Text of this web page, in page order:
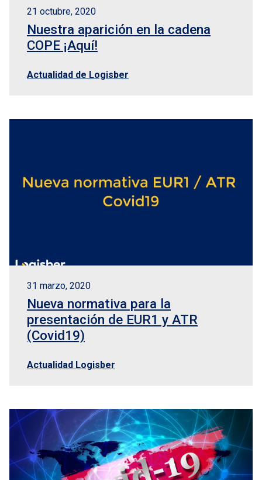
21 octubre, 2020
Nuestra aparición en la cadena
COPE ¡Aquí!
Actualidad de Logisber
31 marzo, 2020
Nueva normativa para la
presentación de EUR1 y ATR
(Covid19)
Actualidad Logisber